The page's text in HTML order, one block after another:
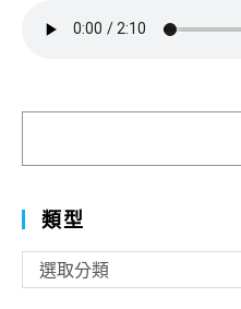
類型
型
選取分類